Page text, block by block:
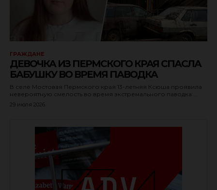
ГРАЖДАНЕ
ДЕВОЧКА ИЗ ПЕРМСКОГО КРАЯ СПАСЛА
БАБУШКУ ВО ВРЕМЯ ПАВОДКА
В селе Мостовая Пермского края 13-летняя Ксюша проявила
невероятную смелость во время экстремального паводка:...
29 июля 2026